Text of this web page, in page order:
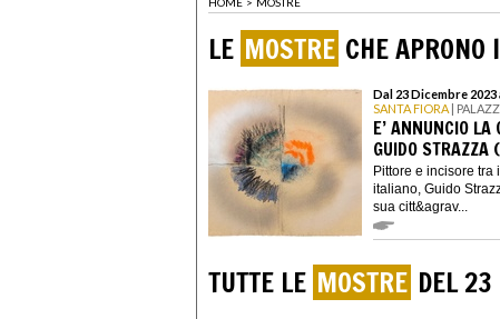
LE MOSTRE CHE
Dal 23 Dicembre 2023
SANTA FIORA |
E’ ANNUNCIO LA
GUIDO
Pittore e incisore tra
italiano, Guido
sua citt&agrav...
TUTTE LE MOSTRE DEL